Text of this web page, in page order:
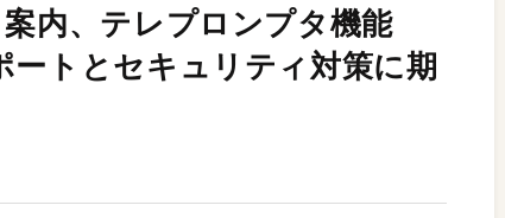
内、テレプロンプタ機能
トとセキュリティ対策に期